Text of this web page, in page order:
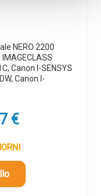
NERO 2200
Canon I-SENSYS
Canon I-
€.
€Il
attuale
è: